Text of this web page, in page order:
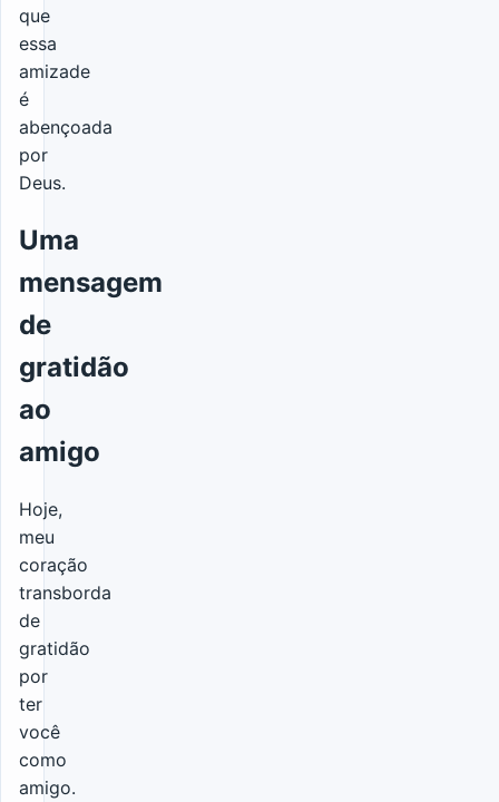
que
essa
amizade
é
abençoada
por
Deus.
Uma
mensagem
de
gratidão
ao
amigo
Hoje,
meu
coração
transborda
de
gratidão
por
ter
você
como
amigo.